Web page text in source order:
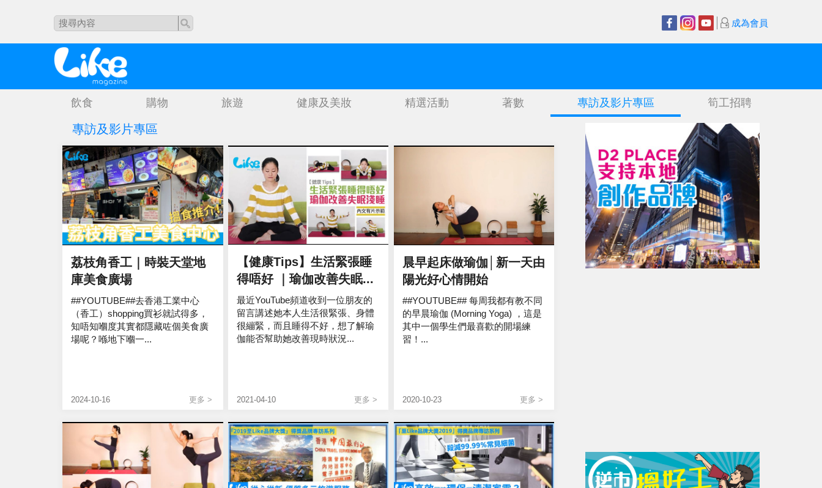
成為會員
飲食 購物 旅遊 健康及美妝 精選活動 著數 專訪及影片專區 筍工招聘
專訪及影片專區
荔枝角香工｜時裝天堂地
庫美食廣場
##YOUTUBE##去香港工業中心
（香工）shopping買衫就試得多，
知唔知嗰度其實都隱藏咗個美食廣
場呢？喺地下嗰一...
2024-10-16 更多 >
【健康Tips】生活緊張睡
得唔好 ｜瑜伽改善失眠...
最近YouTube頻道收到一位朋友的
留言講述她本人生活很緊張、身體
很繃緊，而且睡得不好，想了解瑜
伽能否幫助她改善現時狀況...
2021-04-10 更多 >
晨早起床做瑜伽│新一天由
陽光好心情開始
##YOUTUBE## 每周我都有教不同
的早晨瑜伽 (Morning Yoga) ，這是
其中一個學生們最喜歡的開場練
習！...
2020-10-23 更多 >